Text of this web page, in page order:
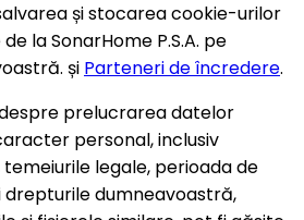
și stocarea cookie-urilor
la SonarHome P.S.A. pe
și Parteneri de încredere.
prelucrarea datelor
personal, inclusiv
legale, perioada de
dumneavoastră,